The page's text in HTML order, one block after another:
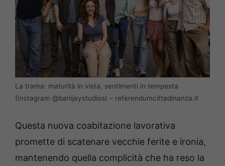
La trama: maturità in vista, sentimenti in tempesta
(Instagram @banijaystudios) – referendumcittadinanza.it
Questa nuova coabitazione lavorativa
promette di scatenare vecchie ferite e ironia,
mantenendo quella complicità che ha reso la